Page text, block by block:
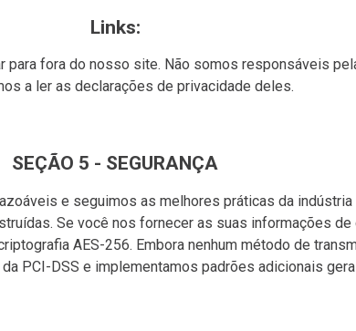
Links:
para fora do nosso site. Não somos responsáveis
a ler as declarações de privacidade deles.
SEÇÃO 5 - SEGURANÇA
e seguimos as melhores práticas da
Se você nos fornecer as suas informações
AES-256. Embora nenhum método de
PCI-DSS e implementamos padrões adicionais